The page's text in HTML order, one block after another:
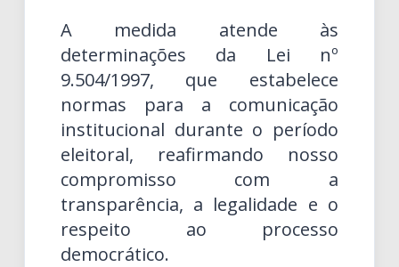
A medida atende às
determinações da Lei nº
9.504/1997, que estabelece
normas para a comunicação
institucional durante o período
eleitoral, reafirmando nosso
compromisso com a
transparência, a legalidade e o
respeito ao processo
democrático.